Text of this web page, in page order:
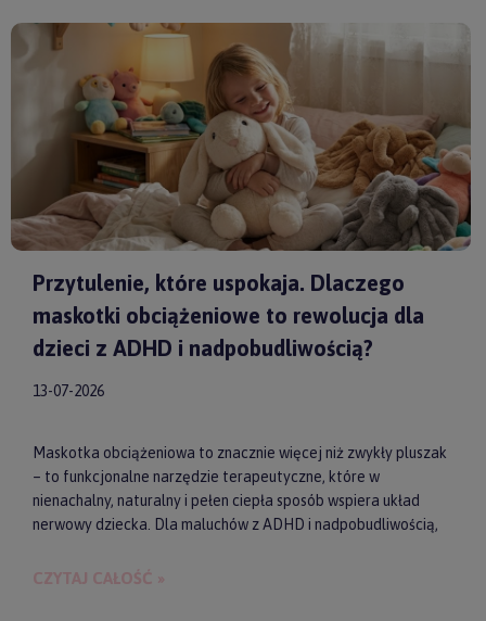
Przytulenie, które uspokaja. Dlaczego
maskotki obciążeniowe to rewolucja dla
dzieci z ADHD i nadpobudliwością?
13-07-2026
Maskotka obciążeniowa to znacznie więcej niż zwykły pluszak
– to funkcjonalne narzędzie terapeutyczne, które w
nienachalny, naturalny i pełen ciepła sposób wspiera układ
nerwowy dziecka. Dla maluchów z ADHD i nadpobudliwością,
dociążony przyjaciel może stać się kluczem do upragnionego
CZYTAJ CAŁOŚĆ »